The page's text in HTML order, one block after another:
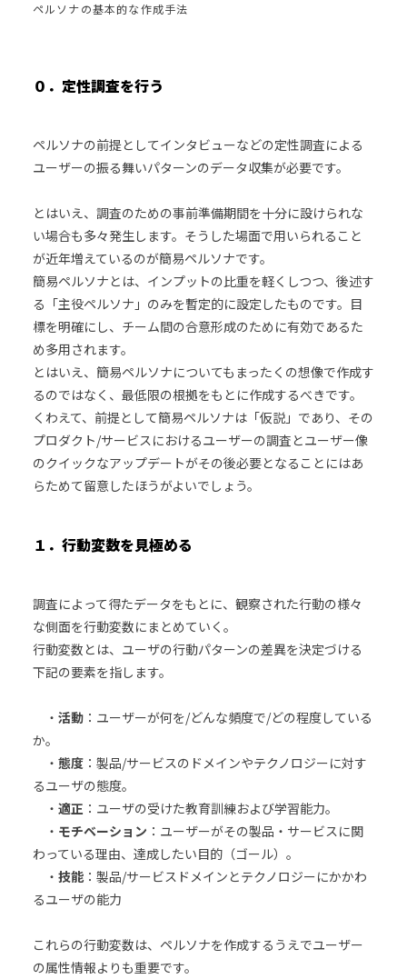
ペルソナの基本的な作成手法
０．定性調査を行う
ペルソナの前提としてインタビューなどの定性調査による
ユーザーの振る舞いパターンのデータ収集が必要です。
とはいえ、調査のための事前準備期間を十分に設けられな
い場合も多々発生します。そうした場面で用いられること
が近年増えているのが簡易ペルソナです。
簡易ペルソナとは、インプットの比重を軽くしつつ、後述す
る「主役ペルソナ」のみを暫定的に設定したものです。目
標を明確にし、チーム間の合意形成のために有効であるた
め多用されます。
とはいえ、簡易ペルソナについてもまったくの想像で作成す
るのではなく、最低限の根拠をもとに作成するべきです。
くわえて、前提として簡易ペルソナは「仮説」であり、その
プロダクト/サービスにおけるユーザーの調査とユーザー像
のクイックなアップデートがその後必要となることにはあ
らためて留意したほうがよいでしょう。
１．行動変数を見極める
調査によって得たデータをもとに、観察された行動の様々
な側面を行動変数にまとめていく。
行動変数とは、ユーザの行動パターンの差異を決定づける
下記の要素を指します。
・ 活動：ユーザーが何を/どんな頻度で/どの程度している
か。
・ 態度：製品/サービスのドメインやテクノロジーに対す
るユーザの態度。
・ 適正 ：ユーザの受けた教育訓練および学習能力。
・ モチベーション ：ユーザーがその製品・サービスに関
わっている理由、達成したい目的（ゴール）。
・ 技能：製品/サービスドメインとテクノロジーにかかわ
るユーザの能力
これらの行動変数は、ペルソナを作成するうえでユーザー
の属性情報よりも重要です。